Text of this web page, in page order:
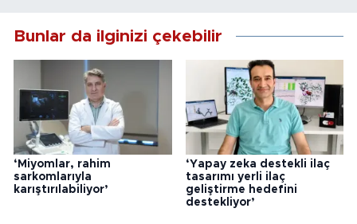
Bunlar da ilginizi çekebilir
‘Miyomlar, rahim
sarkomlarıyla
karıştırılabiliyor’
‘Yapay zeka destekli ilaç
tasarımı yerli ilaç
geliştirme hedefini
destekliyor’